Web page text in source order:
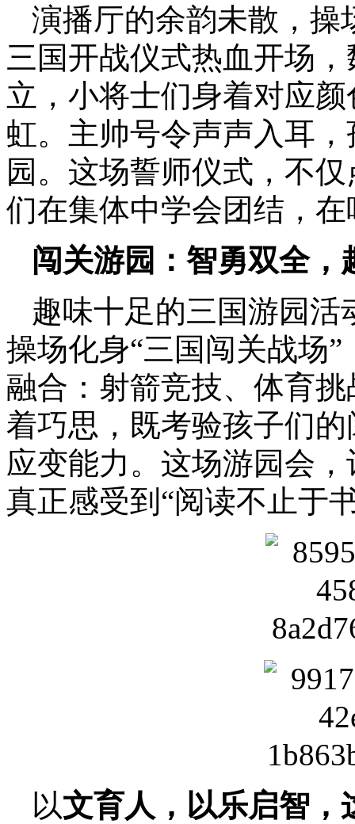
演播厅的余韵未散，操
三国开战仪式热血开场
立，小将士们身着对应
虹。主帅号令声声入耳
园。这场誓师仪式，不
们在集体中学会团结，
闯关游园：智勇双全，
趣味十足的三国游园
操场化身“三国闯关战场
融合：射箭竞技、体育
着巧思，既考验孩子们
应变能力。这场游园会
真正感受到“阅读不止于
以文育人，以乐启智，